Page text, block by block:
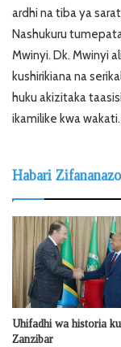
ardhi na tiba ya
Nashukuru
Mwinyi. Dk. Mwinyi
kushirikiana na
huku akizitaka
ikamilike kwa wakati.
Habari Zifananazo
Uhifadhi wa historia
Zanzibar